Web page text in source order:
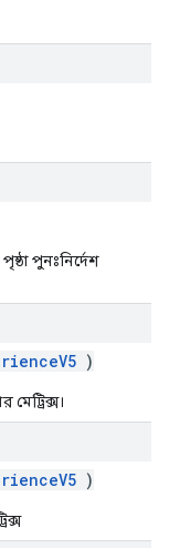
পুনঃনির্দেশ
)
)